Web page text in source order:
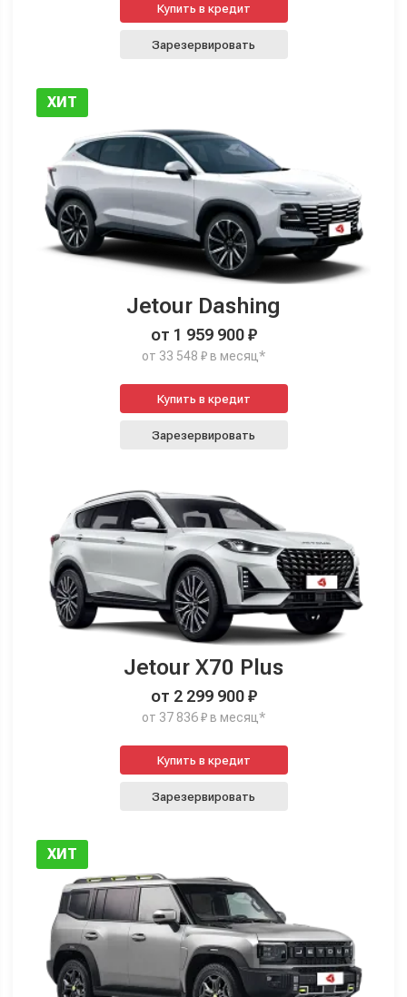
Купить в кредит
Зарезервировать
ХИТ
Jetour Dashing
от 1 959 900 ₽
от 33 548 ₽ в месяц*
Купить в кредит
Зарезервировать
Jetour X70 Plus
от 2 299 900 ₽
от 37 836 ₽ в месяц*
Купить в кредит
Зарезервировать
ХИТ